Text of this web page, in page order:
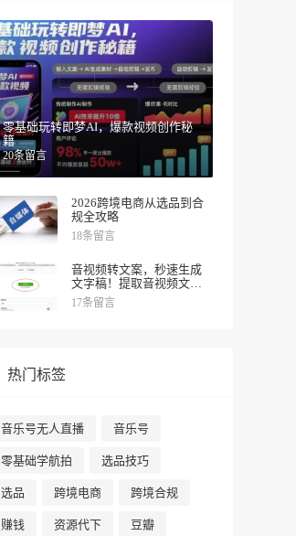
零基础玩转即梦AI，爆款视频创作秘
籍
20条留言
2026跨境电商从选品到合
规全攻略
18条留言
音视频转文案，秒速生成
文字稿！提取音视频文案
一键完成!
17条留言
热门标签
音乐号无人直播 音乐号
零基础学航拍 选品技巧
选品 跨境电商 跨境合规
赚钱 资源代下 豆瓣